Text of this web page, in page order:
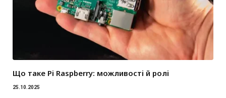
Що таке Pi Raspberry: можливості й ролі
25.10.2025